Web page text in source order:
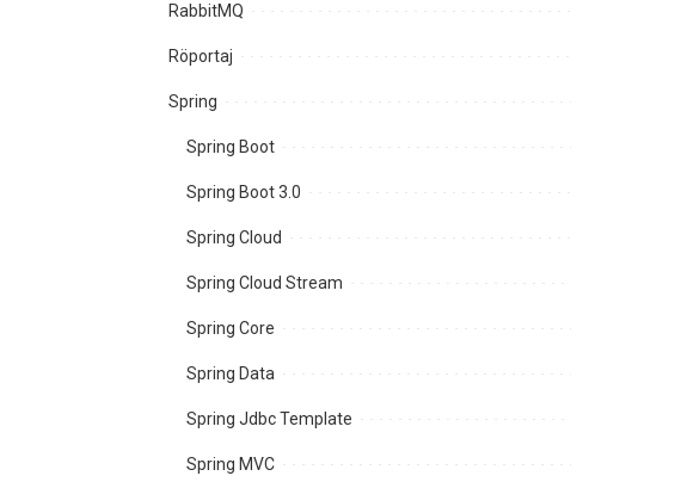
RabbitMQ
Röportaj
Spring
Spring Boot
Spring Boot 3.0
Spring Cloud
Spring Cloud Stream
Spring Core
Spring Data
Spring Jdbc Template
Spring MVC